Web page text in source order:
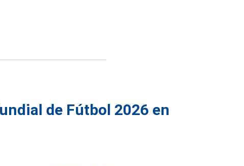
de Fútbol 2026 en